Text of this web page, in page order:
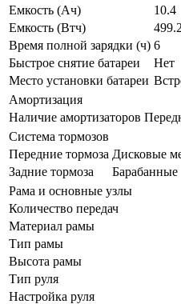
Емкость (Ач)
10.4
Емкость (Втч)
499.2
Время полной зарядки (ч) 6
Быстрое снятие батареи
Нет
Место установки батареи
Амортизация
Наличие амортизаторов
Система тормозов
Передние тормоза Дисковые
Задние тормоза
Барабанные
Рама и основные узлы
Количество передач
Материал рамы
Тип рамы
Высота рамы
Тип руля
Настройка руля